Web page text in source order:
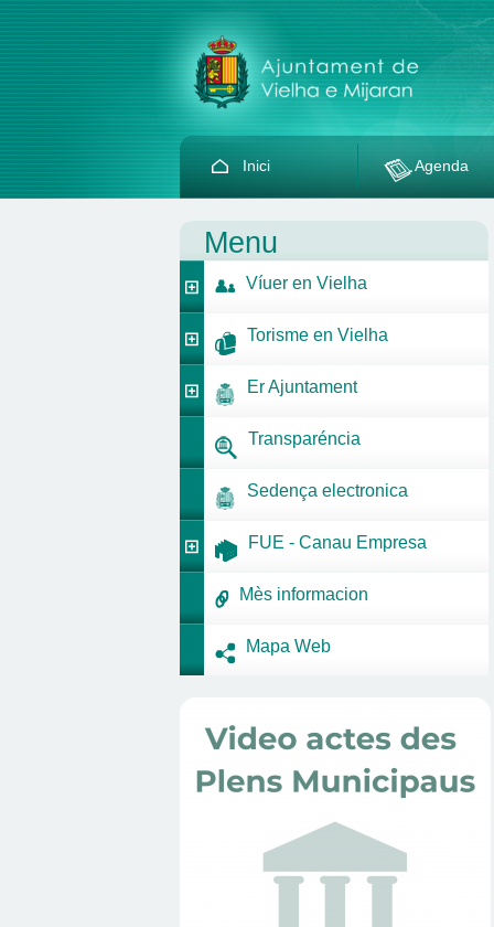
Inici Agenda
Menu
Víuer en Vielha
Torisme en Vielha
Er Ajuntament
Transparéncia
Sedença electronica
FUE - Canau Empresa
Mès informacion
Mapa Web